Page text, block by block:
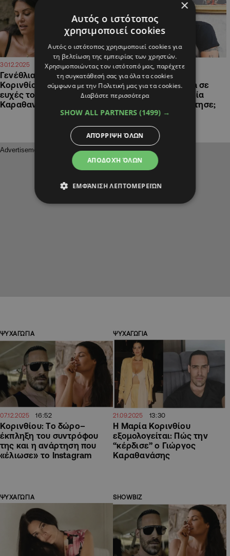
30.12.2025 15:18
Γενέθλια για τη Μαρία
Κορινθίου: Οι συγκινητικές
ευχές του Γιώργου
Καραθανάση (ΦΩΤΟ)
13.12.2025 11:50
Γιάννης Αϊβάζης: Το
ξέσπασμα on camera σε
ερώτηση για τη Μαρία
Κορινθίου – Τι απάντησε;
ΨΥΧΑΓΩΓΙΑ
07.12.2025 16:52
Κορινθίου: Το δώρο–
έκπληξη του συντρόφου
της και η ανάρτηση που
«έλιωσε» το Instagram
ΨΥΧΑΓΩΓΙΑ
21.09.2025 13:30
Η Μαρία Κορινθίου
εξομολογείται: Πώς την
“κέρδισε” ο Γιώργος
Καραθανάσης
ΨΥΧΑΓΩΓΙΑ SHOWBIZ
×
Αυτός ο ιστότοπος
χρησιμοποιεί cookies
Αυτός ο ιστότοπος χρησιμοποιεί cookies για
τη βελτίωση της εμπειρίας των χρηστών.
Χρησιμοποιώντας τον ιστότοπό μας, παρέχετε
τη συγκατάθεσή σας για όλα τα cookies
σύμφωνα με την Πολιτική μας για τα cookies.
Διαβάστε περισσότερα
SHOW ALL PARTNERS (1499) →
ΑΠΟΔΟΧΉ ΌΛΩΝ
ΑΠΌΡΡΙΨΗ ΌΛΩΝ
ΕΜΦΆΝΙΣΗ ΛΕΠΤΟΜΕΡΕΙΏΝ